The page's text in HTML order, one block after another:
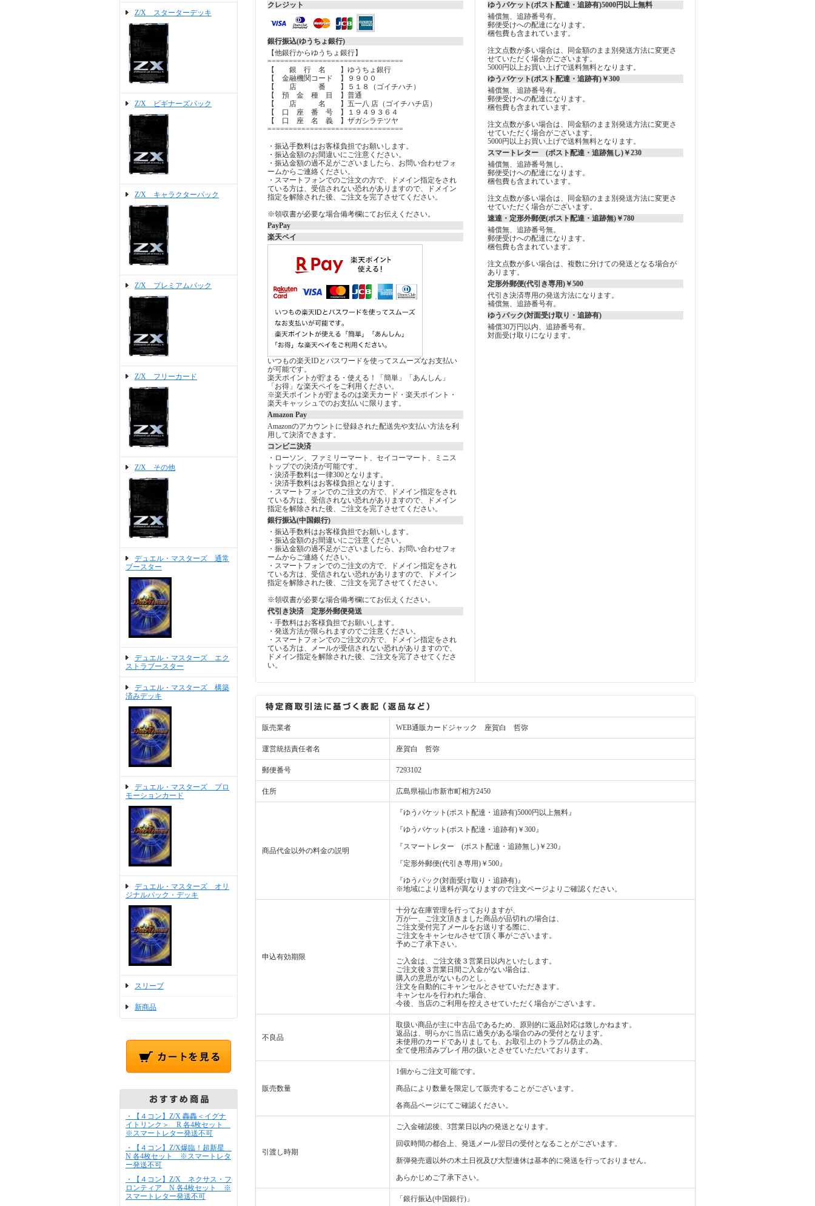
Z/X スターターデッキ
Z/X ビギナーズパック
Z/X キャラクターパック
Z/X プレミアムパック
Z/X フリーカード
Z/X その他
デュエル・マスターズ 通常
ブースター
デュエル・マスターズ エク
ストラブースター
デュエル・マスターズ 構築
済みデッキ
デュエル・マスターズ プロ
モーションカード
デュエル・マスターズ オリ
ジナルパック・デッキ
スリーブ
新商品
・【４コン】Z/X 轟轟＜イグナ
イトリンク＞ R 各4枚セット
※スマートレター発送不可
・【４コン】Z/X爆臨！超新星
N 各4枚セット ※スマートレタ
ー発送不可
・【４コン】Z/X ネクサス・フ
ロンティア N 各4枚セット ※
スマートレター発送不可
クレジット
銀行振込(ゆうちょ銀行)
【他銀行からゆうちょ銀行】
================================
【 銀 行 名 】ゆうちょ銀行
【 金融機関コード 】９９００
【 店 番 】５１８（ゴイチハチ）
【 預 金 種 目 】普通
【 店 名 】五一八 店（ゴイチハチ店）
【 口 座 番 号 】１９４９３６４
【 口 座 名 義 】ザガシラテツヤ
================================
・振込手数料はお客様負担でお願いします。
・振込金額のお間違いにご注意ください。
・振込金額の過不足がございましたら、お問い合わせフォ
ームからご連絡ください。
・スマートフォンでのご注文の方で、ドメイン指定をされ
ている方は、受信されない恐れがありますので、ドメイン
指定を解除された後、ご注文を完了させてください。
※領収書が必要な場合備考欄にてお伝えください。
PayPay
楽天ペイ
いつもの楽天IDとパスワードを使ってスムーズなお支払い
が可能です。
楽天ポイントが貯まる・使える！「簡単」「あんしん」
「お得」な楽天ペイをご利用ください。
※楽天ポイントが貯まるのは楽天カード・楽天ポイント・
楽天キャッシュでのお支払いに限ります。
Amazon Pay
Amazonのアカウントに登録された配送先や支払い方法を利
用して決済できます。
コンビニ決済
・ローソン、ファミリーマート、セイコーマート、ミニス
トップでの決済が可能です。
・決済手数料は一律300となります。
・決済手数料はお客様負担となります。
・スマートフォンでのご注文の方で、ドメイン指定をされ
ている方は、受信されない恐れがありますので、ドメイン
指定を解除された後、ご注文を完了させてください。
銀行振込(中国銀行)
・振込手数料はお客様負担でお願いします。
・振込金額のお間違いにご注意ください。
・振込金額の過不足がございましたら、お問い合わせフォ
ームからご連絡ください。
・スマートフォンでのご注文の方で、ドメイン指定をされ
ている方は、受信されない恐れがありますので、ドメイン
指定を解除された後、ご注文を完了させてください。
※領収書が必要な場合備考欄にてお伝えください。
代引き決済 定形外郵便発送
・手数料はお客様負担でお願いします。
・発送方法が限られますのでご注意ください。
・スマートフォンでのご注文の方で、ドメイン指定をされ
ている方は、メールが受信されない恐れがありますので、
ドメイン指定を解除された後、ご注文を完了させてくださ
い。
ゆうパケット(ポスト配達・追跡有)5000円以上無料
補償無、追跡番号有。
郵便受けへの配達になります。
梱包費も含まれています。
注文点数が多い場合は、同金額のまま別発送方法に変更さ
せていただく場合がございます。
5000円以上お買い上げで送料無料となります。
ゆうパケット(ポスト配達・追跡有)￥300
補償無、追跡番号有。
郵便受けへの配達になります。
梱包費も含まれています。
注文点数が多い場合は、同金額のまま別発送方法に変更さ
せていただく場合がございます。
5000円以上お買い上げで送料無料となります。
スマートレター (ポスト配達・追跡無し)￥230
補償無、追跡番号無し。
郵便受けへの配達になります。
梱包費も含まれています。
注文点数が多い場合は、同金額のまま別発送方法に変更さ
せていただく場合がございます。
速達・定形外郵便(ポスト配達・追跡無)￥780
補償無、追跡番号無。
郵便受けへの配達になります。
梱包費も含まれています。
注文点数が多い場合は、複数に分けての発送となる場合が
あります。
定形外郵便(代引き専用)￥500
代引き決済専用の発送方法になります。
補償無、追跡番号有。
ゆうパック(対面受け取り・追跡有)
補償30万円以内、追跡番号有。
対面受け取りになります。
販売業者 WEB通販カードジャック 座賀白 哲弥
運営統括責任者名 座賀白 哲弥
郵便番号 7293102
住所 広島県福山市新市町相方2450
商品代金以外の料金の説明
『ゆうパケット(ポスト配達・追跡有)5000円以上無料』
『ゆうパケット(ポスト配達・追跡有)￥300』
『スマートレター (ポスト配達・追跡無し)￥230』
『定形外郵便(代引き専用)￥500』
『ゆうパック(対面受け取り・追跡有)』
※地域により送料が異なりますので注文ページよりご確認ください。
申込有効期限
十分な在庫管理を行っておりますが、
万が一、ご注文頂きました商品が品切れの場合は、
ご注文受付完了メールをお送りする際に、
ご注文をキャンセルさせて頂く事がございます。
予めご了承下さい。
ご入金は、ご注文後３営業日以内といたします。
ご注文後３営業日間ご入金がない場合は、
購入の意思がないものとし、
注文を自動的にキャンセルとさせていただきます。
キャンセルを行われた場合、
今後、当店のご利用を控えさせていただく場合がございます。
不良品
取扱い商品が主に中古品であるため、原則的に返品対応は致しかねます。
返品は、明らかに当店に過失がある場合のみの受付となります。
未使用のカードでありましても、お取引上のトラブル防止の為、
全て使用済みプレイ用の扱いとさせていただいております。
販売数量
1個からご注文可能です。
商品により数量を限定して販売することがございます。
各商品ページにてご確認ください。
引渡し時期
ご入金確認後、3営業日以内の発送となります。
回収時間の都合上、発送メール翌日の受付となることがございます。
新弾発売週以外の木土日祝及び大型連休は基本的に発送を行っておりません。
あらかじめご了承下さい。
「銀行振込(中国銀行)」